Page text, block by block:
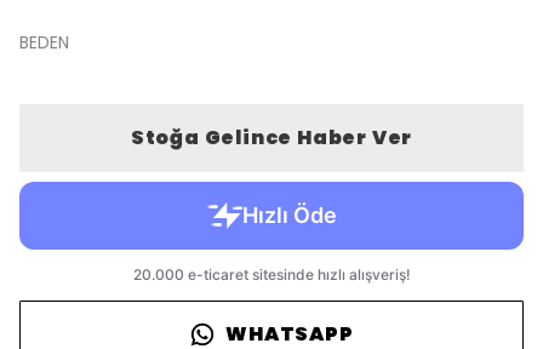
BEDEN
Stoğa Gelince Haber Ver
WHATSAPP